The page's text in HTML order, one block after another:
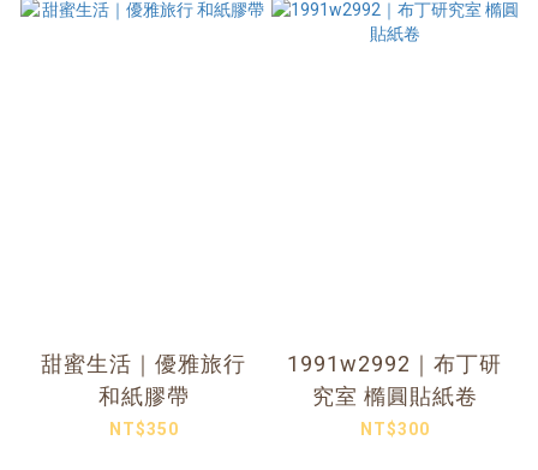
甜蜜生活｜優雅旅行
和紙膠帶
NT$350
1991w2992｜布丁研
究室 橢圓貼紙卷
NT$300